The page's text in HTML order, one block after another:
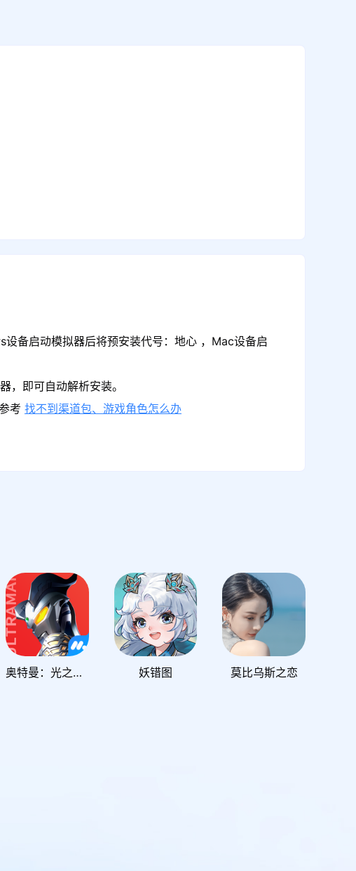
备启动模拟器后将预安装代号：地心 ，Mac设备启
即可自动解析安装。
考 找不到渠道包、游戏角色怎么办
奥特曼：光之战士 妖错图 莫比乌斯之恋